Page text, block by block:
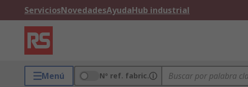
ServiciosNovedadesAyudaHub industrial
Menú Nº ref. fabric.